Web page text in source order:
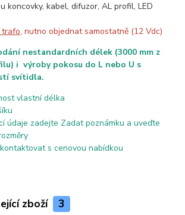
koncovky, kabel, difuzor, AL profil, LED
trafo, nutno objednat samostatně (12 Vdc)
nestandardních délek (3000 mm z
i výroby pokosu do L nebo U s
svítidla.
vlastní délka
údaje zadejte Zadat poznámku a uveďte
s cenovou nabídkou
zboží 3